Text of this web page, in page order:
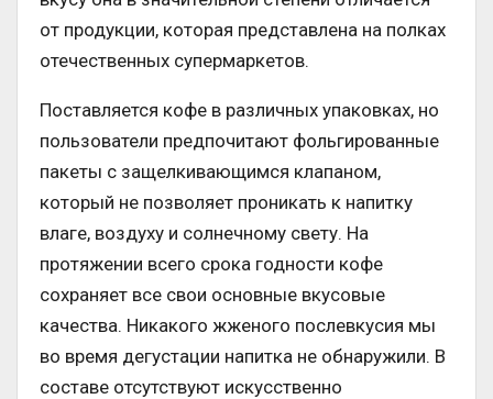
от продукции, которая представлена на полках
отечественных супермаркетов.
Поставляется кофе в различных упаковках, но
пользователи предпочитают фольгированные
пакеты с защелкивающимся клапаном,
который не позволяет проникать к напитку
влаге, воздуху и солнечному свету. На
протяжении всего срока годности кофе
сохраняет все свои основные вкусовые
качества. Никакого жженого послевкусия мы
во время дегустации напитка не обнаружили. В
составе отсутствуют искусственно